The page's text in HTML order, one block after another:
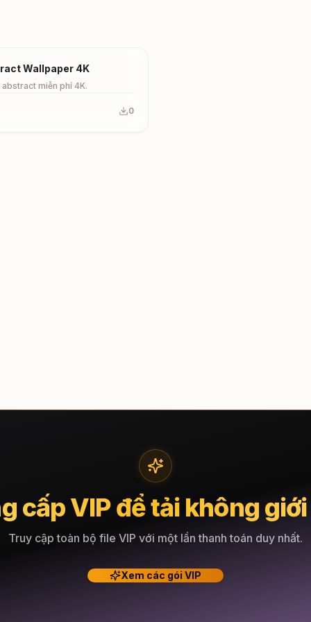
Wallpaper 4K
miễn phí 4K.
0
cấp VIP để tải không
Truy cập toàn bộ file VIP với một lần thanh toán duy nhất.
Xem các gói VIP